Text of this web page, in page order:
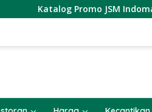
Promo JSM Indomaret Terbaru